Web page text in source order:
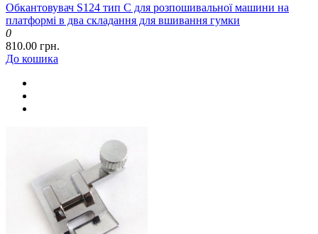
Обкантовувач S124 тип C для розпошивальної машини на
платформі в два складання для вшивання гумки
0
810.00 грн.
До кошика